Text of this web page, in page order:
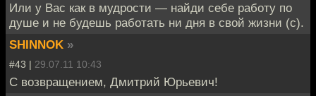
Или у Вас как в мудрости — найди себе работу по
душе и не будешь работать ни дня в свой жизни (с).
SHINNOK »
#43 | 29.07.11 10:43
С возвращением, Дмитрий Юрьевич!